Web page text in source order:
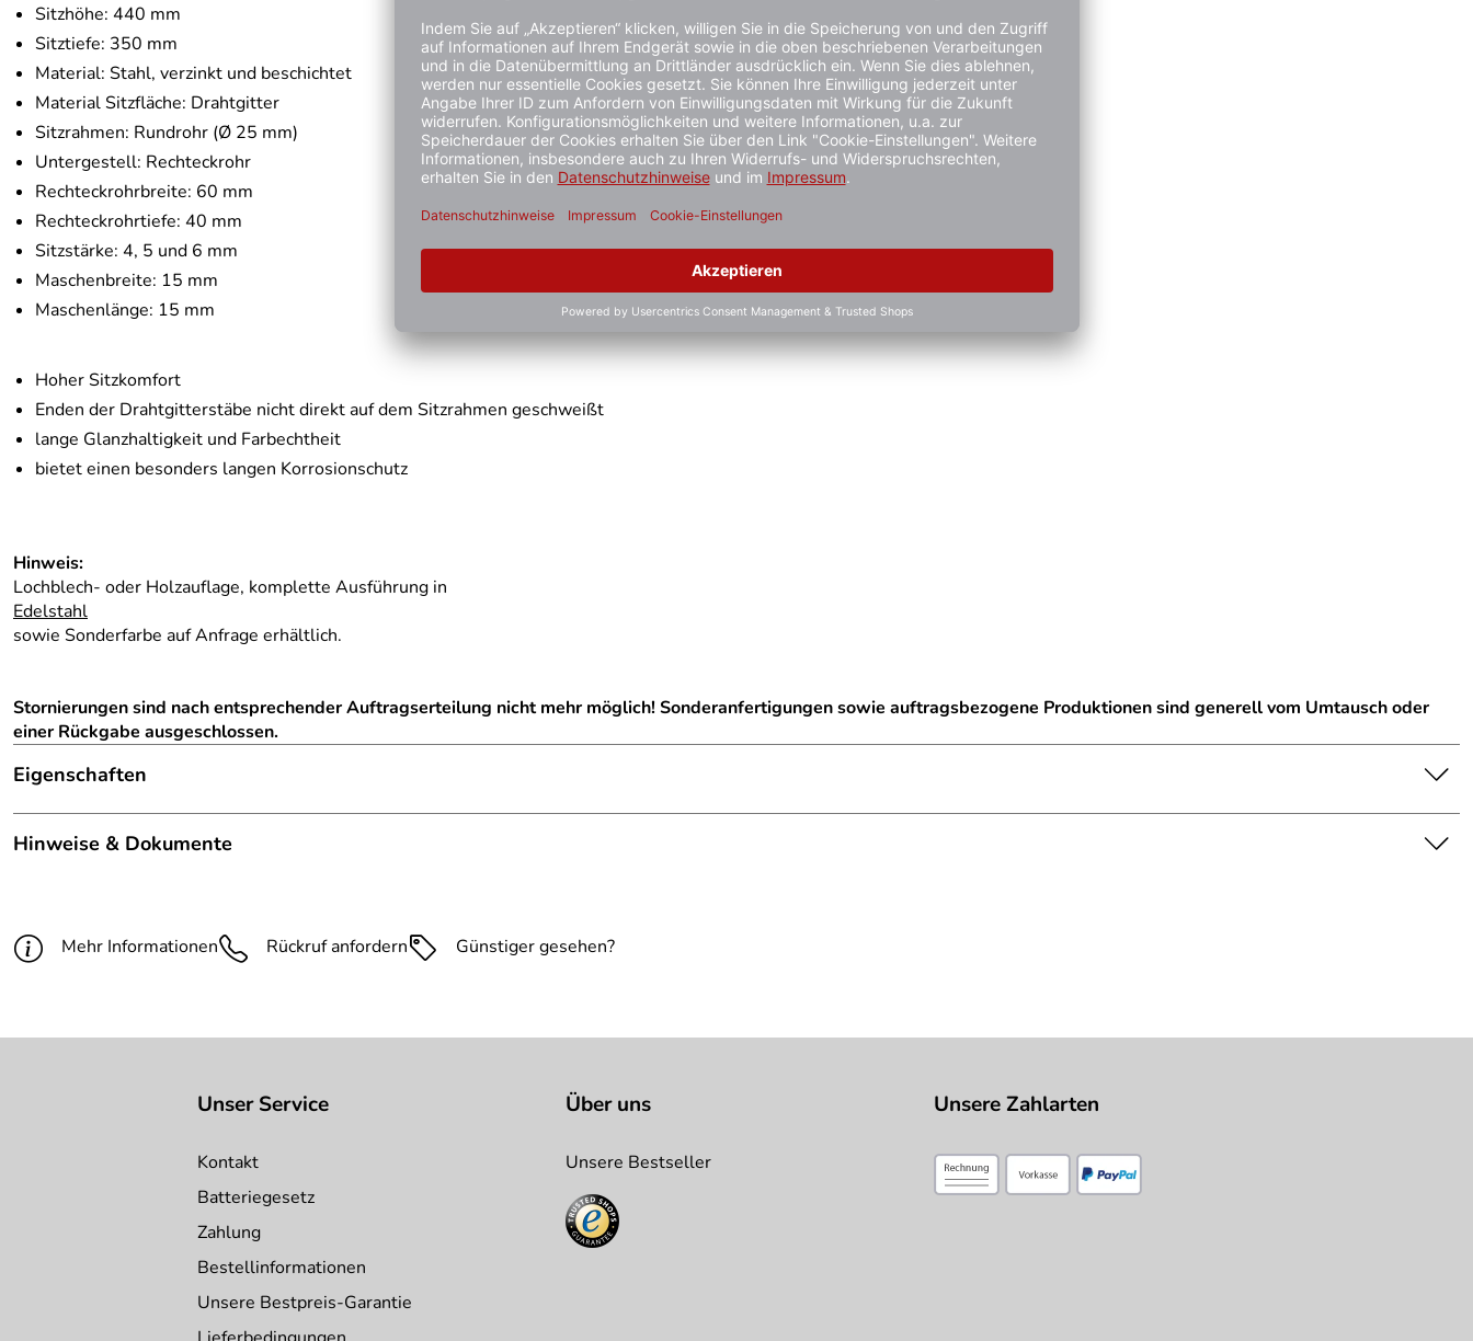
Sitzhöhe: 440 mm
Sitztiefe: 350 mm
Material: Stahl, verzinkt und beschichtet
Material Sitzfläche: Drahtgitter
Sitzrahmen: Rundrohr (Ø 25 mm)
Untergestell: Rechteckrohr
Rechteckrohrbreite: 60 mm
Rechteckrohrtiefe: 40 mm
Sitzstärke: 4, 5 und 6 mm
Maschenbreite: 15 mm
Maschenlänge: 15 mm
Hoher Sitzkomfort
Enden der Drahtgitterstäbe nicht direkt auf dem Sitzrahmen geschweißt
lange Glanzhaltigkeit und Farbechtheit
bietet einen besonders langen Korrosionschutz
Hinweis:
Lochblech- oder Holzauflage, komplette Ausführung in
Edelstahl
sowie Sonderfarbe auf Anfrage erhältlich.
Stornierungen sind nach entsprechender Auftragserteilung nicht mehr möglich! Sonderanfertigungen sowie auftragsbezogene Produktionen sind generell vom Umtausch oder
einer Rückgabe ausgeschlossen.
Eigenschaften
Modell:
Hinweise & Dokumente
PDF 2 RAL-Farbtöne (1.507kB)
Mehr Informationen Rückruf anfordern Günstiger gesehen?
Unser Service
Kontakt
Batteriegesetz
Zahlung
Bestellinformationen
Unsere Bestpreis-Garantie
Über uns
Unsere Bestseller
Unsere Zahlarten